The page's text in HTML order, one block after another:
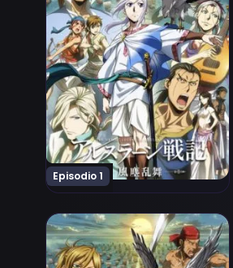
Episodio 1
Ver Arslan Senki (TV): Fuujin